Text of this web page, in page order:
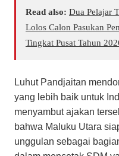
Read also: Dua Pelajar
Lolos Calon Pasukan
Tingkat Pusat Tahun
Luhut Pandjaitan
yang lebih baik untuk
menyambut ajakan
bahwa Maluku Utara
unggulan sebagai